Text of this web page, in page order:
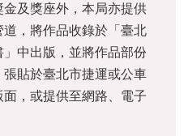
及獎座外，本局亦提供
，將作品收錄於「臺北
中出版，並將作品部份
張貼於臺北市捷運或公車
面，或提供至網路、電子